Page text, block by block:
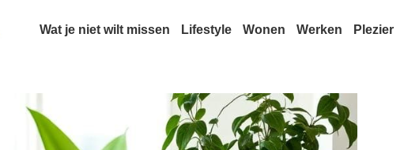
Wat je niet wilt missen Lifestyle Wonen Werken Plezier